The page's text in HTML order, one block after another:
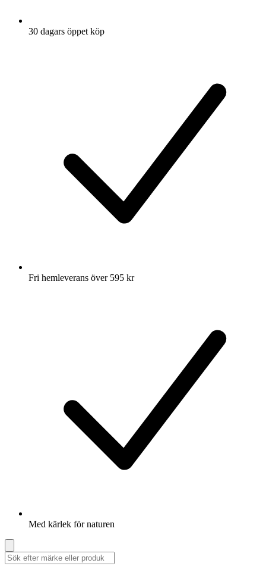
30 dagars öppet köp
Fri hemleverans över 595 kr
Med kärlek för naturen